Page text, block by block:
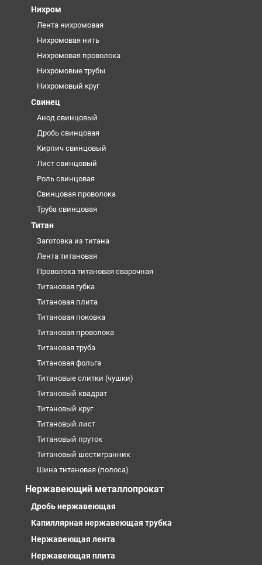
Нихром
Лента нихромовая
Нихромовая нить
Нихромовая проволока
Нихромовые трубы
Нихромовый круг
Свинец
Анод свинцовый
Дробь свинцовая
Кирпич свинцовый
Лист свинцовый
Роль свинцовая
Свинцовая проволока
Труба свинцовая
Титан
Заготовка из титана
Лента титановая
Проволока титановая сварочная
Титановая губка
Титановая плита
Титановая поковка
Титановая проволока
Титановая труба
Титановая фольга
Титановые слитки (чушки)
Титановый квадрат
Титановый круг
Титановый лист
Титановый пруток
Титановый шестигранник
Шина титановая (полоса)
Нержавеющий металлопрокат
Дробь нержавеющая
Капиллярная нержавеющая трубка
Нержавеющая лента
Нержавеющая плита